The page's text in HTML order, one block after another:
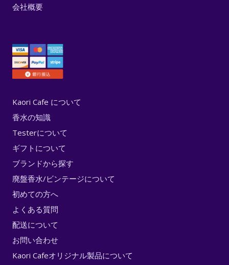
会社概要
Kaori Cafe について
香水の知識
Testerについて
ギフトについて
ブランドから探す
廃盤香水/ビンテージについて
初めての方へ
よくある質問
配送について
お問い合わせ
Kaori Cafeオリジナル製品について